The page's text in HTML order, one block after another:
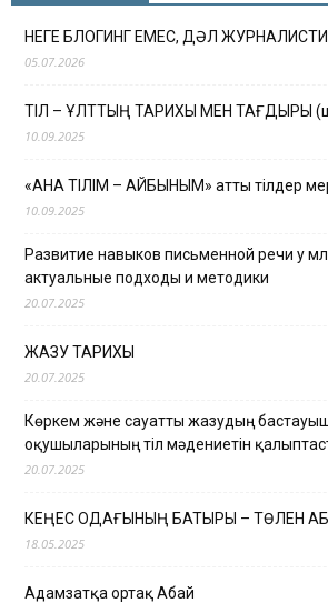
НЕГЕ БЛОГИНГ ЕМЕС, ДӘЛ
05.07.2026
ТІЛ – ҰЛТТЫҢ ТАРИХЫ МЕН ТАҒДЫРЫ
10.09.2025
«АНА ТІЛІМ – АЙБЫНЫМ» атты тілдер
10.09.2025
Развитие навыков письменной речи у
актуальные подходы и методики
20.07.2025
ЖАЗУ ТАРИХЫ
20.07.2025
Көркем және сауатты жазудың
оқушыларының тіл мәдениетін
20.07.2025
КЕҢЕС ОДАҒЫНЫҢ БАТЫРЫ – ТӨЛЕН
18.05.2025
Адамзатқа ортақ Абай